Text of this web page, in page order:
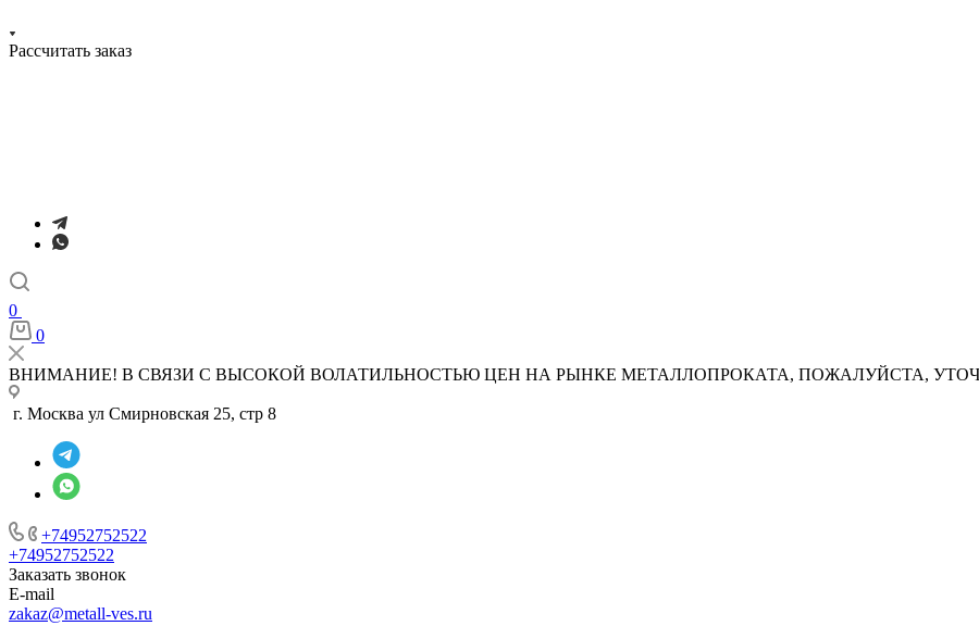
Рассчитать заказ
0
0
ВНИМАНИЕ! В СВЯЗИ С ВЫСОКОЙ ВОЛАТИЛЬНОСТЬЮ ЦЕН НА РЫНКЕ МЕТАЛЛОПРОКАТА, ПОЖАЛУЙСТА,
г. Москва ул Смирновская 25, стр 8
+74952752522
+74952752522
Заказать звонок
E-mail
zakaz@metall-ves.ru